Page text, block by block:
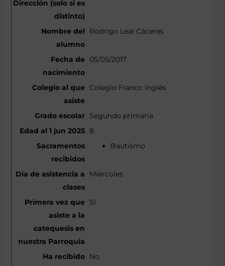
Rodrigo Leal Cáceres
05/05/2017
Colegio Franco Inglés
Segundo primaria
8
Bautismo
Miércoles
Sí
No